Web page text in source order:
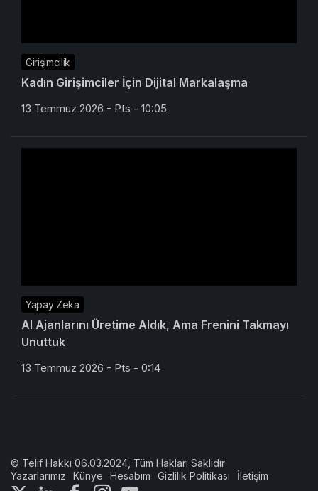
Girişimcilik
Kadın Girişimciler İçin Dijital Markalaşma
13 Temmuz 2026 - Pts - 10:05
Yapay Zeka
AI Ajanlarını Üretime Aldık, Ama Frenini Takmayı
Unuttuk
13 Temmuz 2026 - Pts - 0:14
© Telif Hakkı 06.03.2024, Tüm Hakları Saklıdır
Yazarlarımız
Künye Hesabım Gizlilik Politikası İletişim